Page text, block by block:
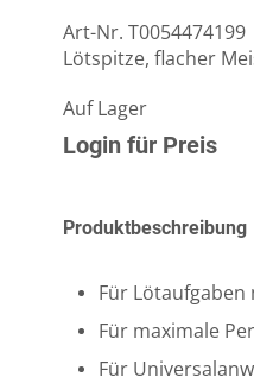
Art-Nr. T0054474199
Lötspitze, flacher
Auf Lager
Login für Preis
Produktbeschreibung
Für
Für maximale
Für